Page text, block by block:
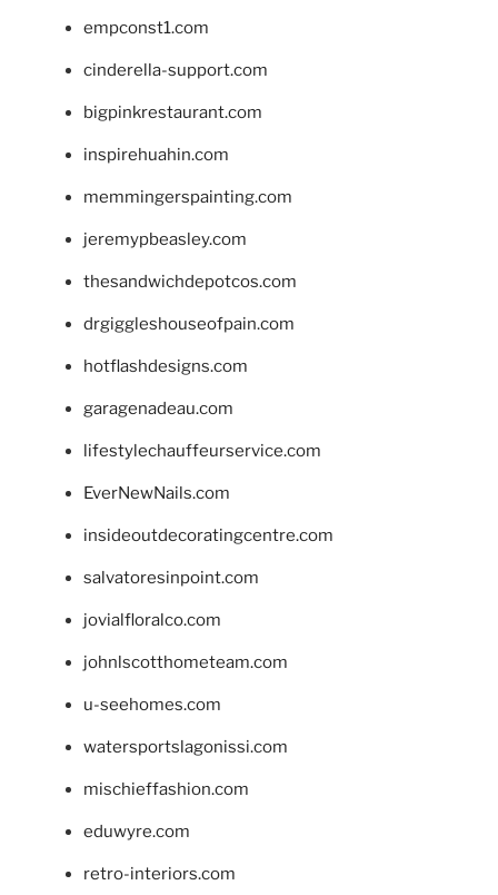
empconst1.com
cinderella-support.com
bigpinkrestaurant.com
inspirehuahin.com
memmingerspainting.com
jeremypbeasley.com
thesandwichdepotcos.com
drgiggleshouseofpain.com
hotflashdesigns.com
garagenadeau.com
lifestylechauffeurservice.com
EverNewNails.com
insideoutdecoratingcentre.com
salvatoresinpoint.com
jovialfloralco.com
johnlscotthometeam.com
u-seehomes.com
watersportslagonissi.com
mischieffashion.com
eduwyre.com
retro-interiors.com